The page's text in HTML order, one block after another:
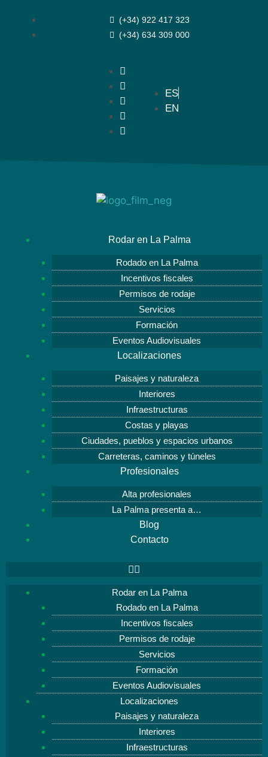
(+34) 922 417 323
(+34) 634 309 000
ES
EN
Rodar en La Palma
Rodado en La Palma
Incentivos fiscales
Permisos de rodaje
Servicios
Formación
Eventos Audiovisuales
Localizaciones
Paisajes y naturaleza
Interiores
Infraestructuras
Costas y playas
Ciudades, pueblos y espacios urbanos
Carreteras, caminos y túneles
Profesionales
Alta profesionales
La Palma presenta a…
Blog
Contacto
Rodar en La Palma
Rodado en La Palma
Incentivos fiscales
Permisos de rodaje
Servicios
Formación
Eventos Audiovisuales
Localizaciones
Paisajes y naturaleza
Interiores
Infraestructuras